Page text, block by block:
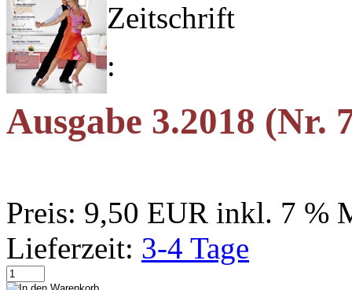
Zeitschrift
:
Ausgabe 3.2018 (Nr.
Preis: 9,50 EUR inkl. 7 %
Lieferzeit: 3-4 Tage